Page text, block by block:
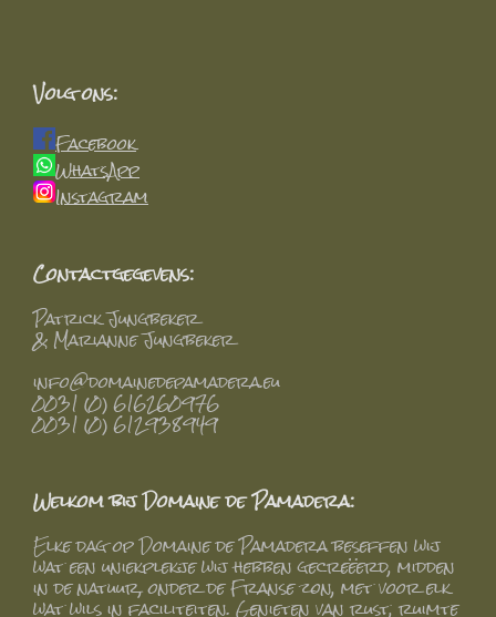
Volg ons:
Facebook
WhatsApp
Instagram
Contactgegevens:
Patrick Jungbeker
& Marianne Jungbeker
info@domainedepamadera.eu
0031 (0) 616260976
0031 (0) 612938949
Welkom bij Domaine de Pamadera:
Elke dag op Domaine de Pamadera beseffen wij
wat een uniekplekje wij hebben gecreëerd, midden
in de natuur, onder de Franse zon, met voor elk
wat wils in faciliteiten. Genieten van rust, ruimte